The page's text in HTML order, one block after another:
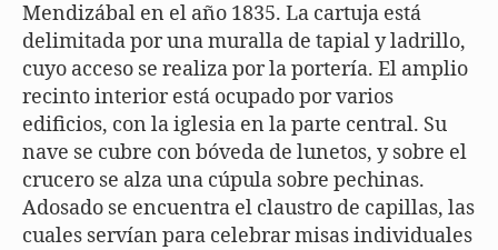
Mendizábal en el año 1835. La cartuja está
delimitada por una muralla de tapial y ladrillo,
cuyo acceso se realiza por la portería. El amplio
recinto interior está ocupado por varios
edificios, con la iglesia en la parte central. Su
nave se cubre con bóveda de lunetos, y sobre el
crucero se alza una cúpula sobre pechinas.
Adosado se encuentra el claustro de capillas, las
cuales servían para celebrar misas individuales